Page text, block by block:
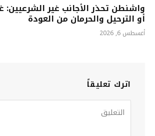
واشنطن تحذر الأجانب غير الشرعيين:
أو الترحيل والحرمان من العودة
أغسطس 6, 2026
اترك تعليقاً